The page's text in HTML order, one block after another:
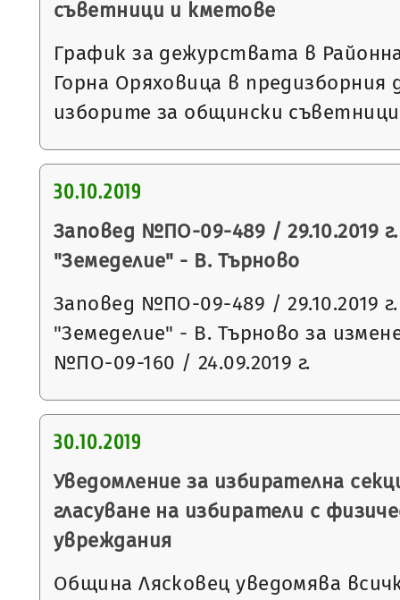
съветници и кметове
График за дежурствата в
Горна Оряховица в предизборния
изборите за общински
30.10.2019
Заповед №ПО-09-489 / 29.10.2019
"Земеделие" - В. Търново
Заповед №ПО-09-489 / 29.10.2019
"Земеделие" - В. Търново за
№ПО-09-160 / 24.09.2019 г.
30.10.2019
Уведомление за избирателна
гласуване на избиратели с
увреждания
Община Лясковец уведомява